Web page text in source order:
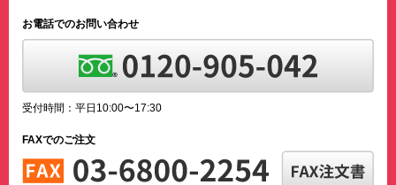
お電話でのお問い合わせ
受付時間：平日10:00〜17:30
FAXでのご注文